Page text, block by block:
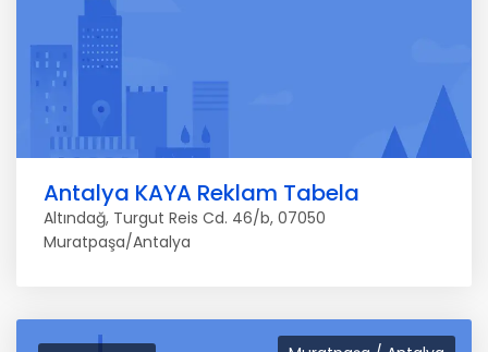
Antalya KAYA Reklam Tabela
Altındağ, Turgut Reis Cd. 46/b, 07050
Muratpaşa/Antalya